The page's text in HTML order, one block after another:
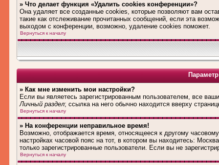
» Что делает функция «Удалить cookies конференции»?
Она удаляет все созданные cookies, которые позволяют вам
такие как отслеживание прочитанных сообщений, если эта
выходом с конференции, возможно, удаление cookies поможет.
Вернуться к началу
» Как мне изменить мои настройки?
Если вы являетесь зарегистрированным пользователем, все
Личный раздел; ссылка на него обычно находится вверху
Вернуться к началу
» На конференции неправильное время!
Возможно, отображается время, относящееся к другому
настройках часовой пояс на тот, в котором вы находитесь:
только зарегистрированные пользователи. Если вы не
Вернуться к началу